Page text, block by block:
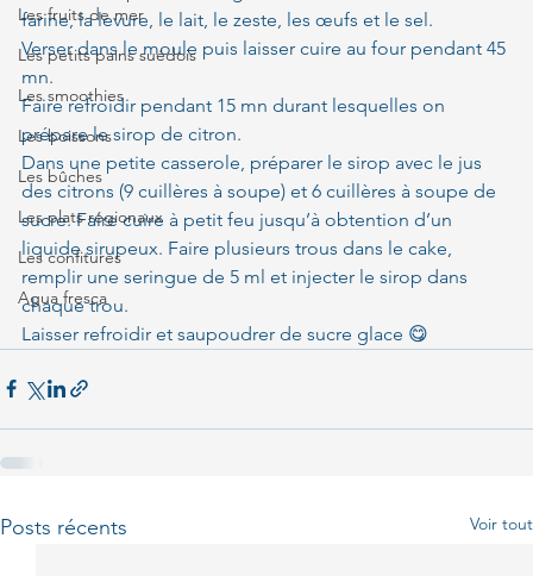
Les fruits de mer
Les petits pains suédois
Les smoothies
Les boissons
Les bûches
Les plats régionaux
Les confitures
Agua fresca
farine, la levure, le lait, le zeste, les œufs et le sel.
Verser dans le moule puis laisser cuire au four pendant 45
mn.
Faire refroidir pendant 15 mn durant lesquelles on
prépare le sirop de citron.
Dans une petite casserole, préparer le sirop avec le jus
des citrons (9 cuillères à soupe) et 6 cuillères à soupe de
sucre. Faire cuire à petit feu jusqu’à obtention d’un
liquide sirupeux. Faire plusieurs trous dans le cake,
remplir une seringue de 5 ml et injecter le sirop dans
chaque trou.
Laisser refroidir et saupoudrer de sucre glace 😋
Posts récents Voir tout